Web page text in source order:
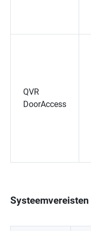
QVR
DoorAccess
Systeemvereisten